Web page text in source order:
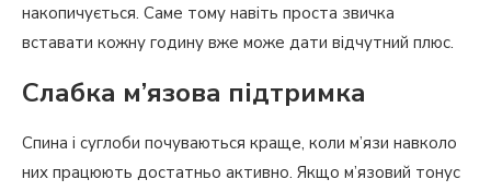
накопичується. Саме тому навіть проста звичка
вставати кожну годину вже може дати відчутний плюс.
Слабка м’язова підтримка
Спина і суглоби почуваються краще, коли м’язи навколо
них працюють достатньо активно. Якщо м’язовий тонус